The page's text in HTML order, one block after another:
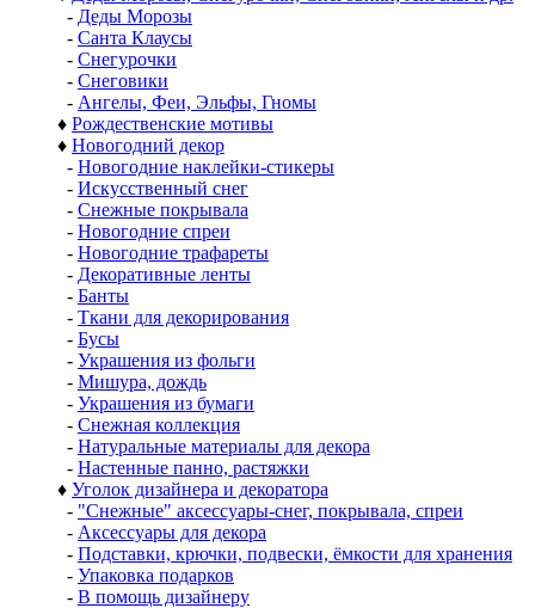
- Деды Морозы
- Санта Клаусы
- Снегурочки
- Снеговики
- Ангелы, Феи, Эльфы, Гномы
♦ Рождественские мотивы
♦ Новогодний декор
- Новогодние наклейки-стикеры
- Искусственный снег
- Снежные покрывала
- Новогодние спреи
- Новогодние трафареты
- Декоративные ленты
- Банты
- Ткани для декорирования
- Бусы
- Украшения из фольги
- Мишура, дождь
- Украшения из бумаги
- Снежная коллекция
- Натуральные материалы для декора
- Настенные панно, растяжки
♦ Уголок дизайнера и декоратора
- "Снежные" аксессуары-снег, покрывала, спреи
- Аксессуары для декора
- Подставки, крючки, подвески, ёмкости для хранения
- Упаковка подарков
- В помощь дизайнеру